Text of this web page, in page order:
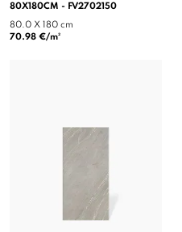
80X180CM - FV2702150
80.0 X 180 cm
70.98 €/m²